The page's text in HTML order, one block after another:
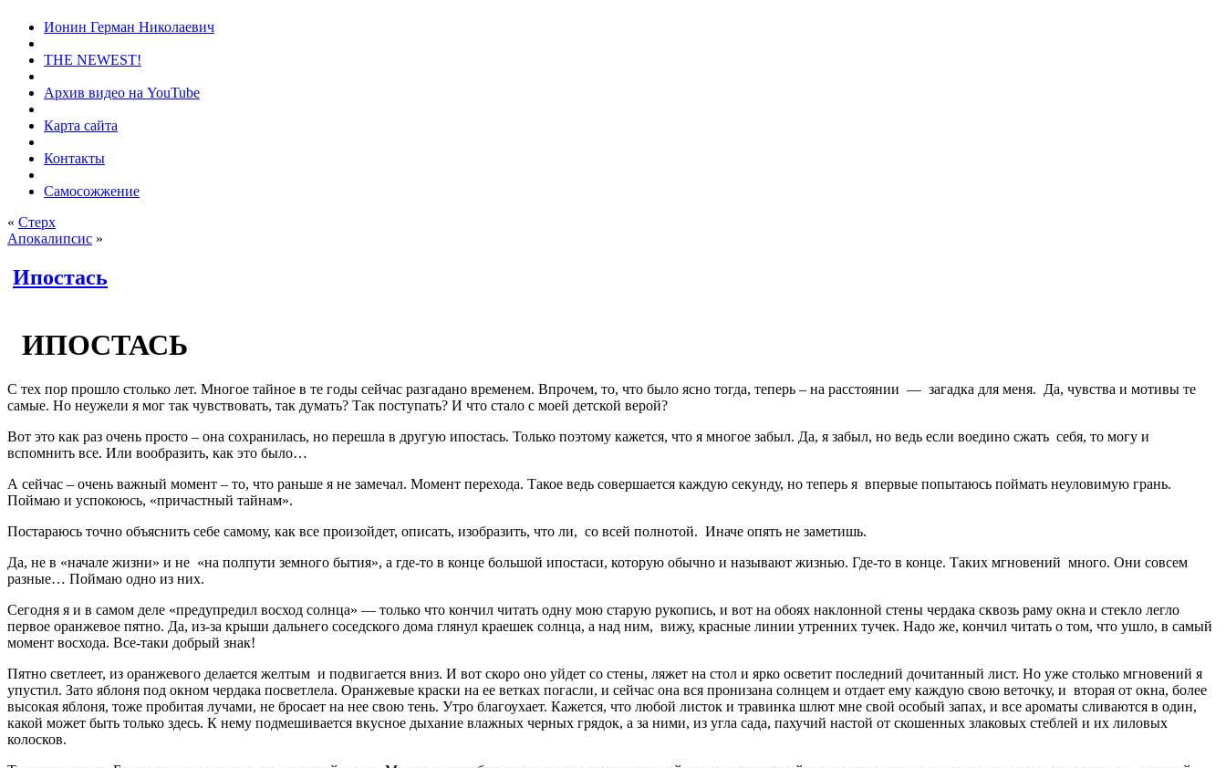
Ионин Герман Николаевич
THE NEWEST!
Архив видео на YouTube
Карта сайта
Контакты
Самосожжение
« Стерх
Апокалипсис »
Ипостась
ИПОСТАСЬ
С тех пор прошло столько лет. Многое тайное в те годы сейчас разгадано временем. Впрочем, то, что было ясно тогда, теперь – на расстоянии — загадка для меня. Да, чувства и мотивы те
самые. Но неужели я мог так чувствовать, так думать? Так поступать? И что стало с моей детской верой?
Вот это как раз очень просто – она сохранилась, но перешла в другую ипостась. Только поэтому кажется, что я многое забыл. Да, я забыл, но ведь если воедино сжать себя, то могу и
вспомнить все. Или вообразить, как это было…
А сейчас – очень важный момент – то, что раньше я не замечал. Момент перехода. Такое ведь совершается каждую секунду, но теперь я впервые попытаюсь поймать неуловимую грань.
Поймаю и успокоюсь, «причастный тайнам».
Постараюсь точно объяснить себе самому, как все произойдет, описать, изобразить, что ли, со всей полнотой. Иначе опять не заметишь.
Да, не в «начале жизни» и не «на полпути земного бытия», а где-то в конце большой ипостаси, которую обычно и называют жизнью. Где-то в конце. Таких мгновений много. Они совсем
разные… Поймаю одно из них.
Сегодня я и в самом деле «предупредил восход солнца» — только что кончил читать одну мою старую рукопись, и вот на обоях наклонной стены чердака сквозь раму окна и стекло легло
первое оранжевое пятно. Да, из-за крыши дальнего соседского дома глянул краешек солнца, а над ним, вижу, красные линии утренних тучек. Надо же, кончил читать о том, что ушло, в самый
момент восхода. Все-таки добрый знак!
Пятно светлеет, из оранжевого делается желтым и подвигается вниз. И вот скоро оно уйдет со стены, ляжет на стол и ярко осветит последний дочитанный лист. Но уже столько мгновений я
упустил. Зато яблоня под окном чердака посветлела. Оранжевые краски на ее ветках погасли, и сейчас она вся пронизана солнцем и отдает ему каждую свою веточку, и вторая от окна, более
высокая яблоня, тоже пробитая лучами, не бросает на нее свою тень. Утро благоухает. Кажется, что любой листок и травинка шлют мне свой особый запах, и все ароматы сливаются в один,
какой может быть только здесь. К нему подмешивается вкусное дыхание влажных черных грядок, а за ними, из угла сада, пахучий настой от скошенных злаковых стеблей и их лиловых
колосков.